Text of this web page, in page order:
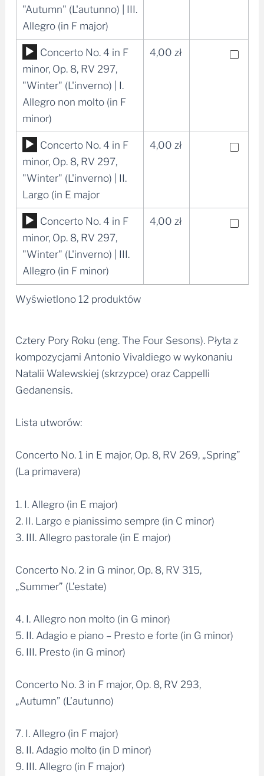
dźwiękowych
"Autumn" (L'autunno) | III.
Allegro (in F major)
Odtwarzacz
plików
dźwiękowych
Concerto No. 4 in F
minor, Op. 8, RV 297,
"Winter" (L'inverno) | I.
Allegro non molto (in F
minor)
4,00 zł
Odtwarzacz
plików
dźwiękowych
Concerto No. 4 in F
minor, Op. 8, RV 297,
"Winter" (L'inverno) | II.
Largo (in E major
4,00 zł
Odtwarzacz
plików
dźwiękowych
Concerto No. 4 in F
minor, Op. 8, RV 297,
"Winter" (L'inverno) | III.
Allegro (in F minor)
4,00 zł
Wyświetlono 12 produktów
Cztery Pory Roku (eng. The Four Sesons). Płyta z
kompozycjami Antonio Vivaldiego w wykonaniu
Natalii Walewskiej (skrzypce) oraz Cappelli
Gedanensis.
Lista utworów:
Concerto No. 1 in E major, Op. 8, RV 269, „Spring”
(La primavera)
1. I. Allegro (in E major)
2. II. Largo e pianissimo sempre (in C minor)
3. III. Allegro pastorale (in E major)
Concerto No. 2 in G minor, Op. 8, RV 315,
„Summer” (L’estate)
4. I. Allegro non molto (in G minor)
5. II. Adagio e piano – Presto e forte (in G minor)
6. III. Presto (in G minor)
Concerto No. 3 in F major, Op. 8, RV 293,
„Autumn” (L’autunno)
7. I. Allegro (in F major)
8. II. Adagio molto (in D minor)
9. III. Allegro (in F major)